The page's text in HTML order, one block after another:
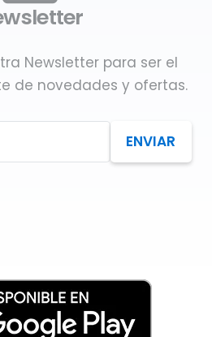
Newsletter para ser el
de novedades y ofertas.
ENVIAR